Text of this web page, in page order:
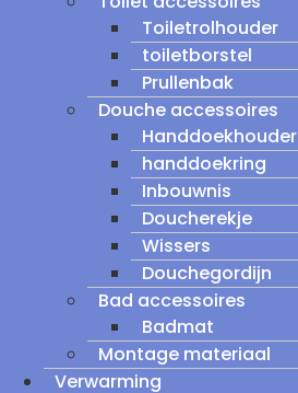
Toiletrolhouder
toiletborstel
Prullenbak
Douche accessoires
Handdoekhouder
handdoekring
Inbouwnis
Doucherekje
Wissers
Douchegordijn
Bad accessoires
Badmat
Montage materiaal
Verwarming